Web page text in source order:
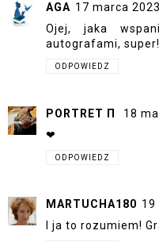
AGA 17 marca
Ojej, jaka
autografami,
ODPOWIEDZ
PORTRET Π
18
❤
ODPOWIEDZ
MARTUCHA180 19
I ja to rozumiem!